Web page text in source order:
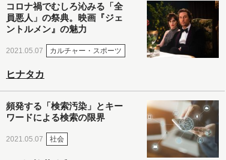
コロナ禍でむしろ沁みる「全
員悪人」の祭典。映画『ジェ
ントルメン』の魅力
2021.05.07 カルチャー・スポーツ
ヒナタカ
頻発する「検索汚染」とキー
ワードによる検索の限界
2021.05.07 社会